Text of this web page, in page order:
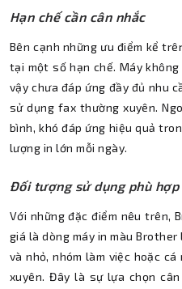
Hạn chế cần cân nhắc
Bên cạnh những ưu điểm kể
tại một số hạn chế. Máy
vậy chưa đáp ứng đầy đủ nhu
sử dụng fax thường xuyên.
bình, khó đáp ứng hiệu quả
lượng in lớn mỗi ngày.
Đối tượng sử dụng phù hợp
Với những đặc điểm nêu trên,
giá là dòng máy in màu
và nhỏ, nhóm làm việc hoặc
xuyên. Đây là sự lựa chọn